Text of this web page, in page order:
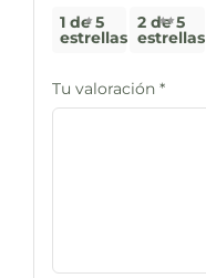
1 de 5
estrellas
2 de 5
estrellas
Tu valoración *